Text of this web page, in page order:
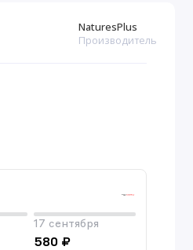
NaturesPlus
Производитель
17 сентября
580 ₽